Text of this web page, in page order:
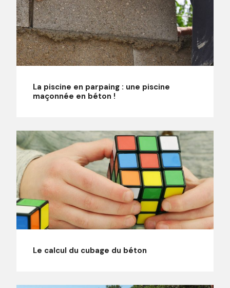
La piscine en parpaing : une piscine
maçonnée en béton !
Le calcul du cubage du béton